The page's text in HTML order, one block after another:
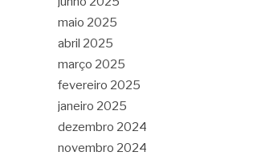
maio 2025
abril 2025
março 2025
fevereiro 2025
janeiro 2025
dezembro 2024
novembro 2024